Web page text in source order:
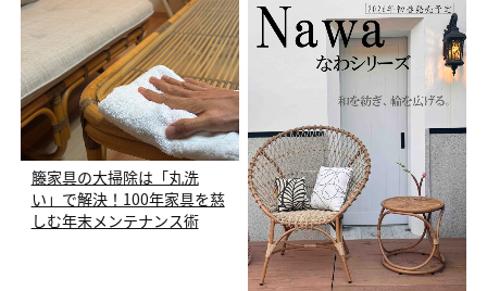
籐家具の大掃除は「丸洗
い」で解決！100年家具を慈
しむ年末メンテナンス術
来春デビューの新作『なわ
シリーズ』と、私たちみうら
ラタンが目指す次の100年